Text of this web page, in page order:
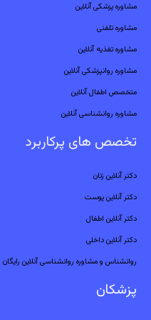
مشاوره پزشکی آنلاین
مشاوره تلفنی
مشاوره تغذیه آنلاین
مشاوره روانپزشکی آنلاین
متخصص اطفال آنلاین
مشاوره روانشناسی آنلاین
تخصص های پرکاربرد
دکتر آنلاین زنان
دکتر آنلاین پوست
دکتر آنلاین اطفال
دکتر آنلاین داخلی
روانشناس و مشاوره روانشناسی آنلاین رایگان
پزشکان